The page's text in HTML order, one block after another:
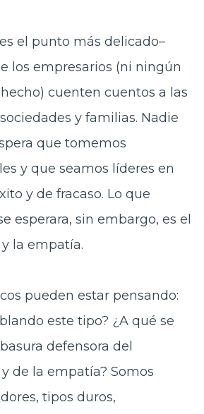
el punto más delicado–
los empresarios (ni ningún
cuenten cuentos a las
y familias. Nadie
que tomemos
y que seamos líderes en
y de fracaso. Lo que
esperara, sin embargo, es el
la empatía.
pueden estar pensando:
este tipo? ¿A qué se
defensora del
de la empatía? Somos
tipos duros,